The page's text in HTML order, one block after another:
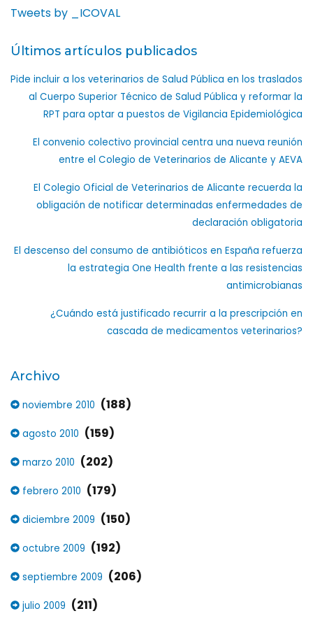
Tweets by _ICOVAL
Últimos artículos publicados
Pide incluir a los veterinarios de Salud Pública en los traslados
al Cuerpo Superior Técnico de Salud Pública y reformar la
RPT para optar a puestos de Vigilancia Epidemiológica
El convenio colectivo provincial centra una nueva reunión
entre el Colegio de Veterinarios de Alicante y AEVA
El Colegio Oficial de Veterinarios de Alicante recuerda la
obligación de notificar determinadas enfermedades de
declaración obligatoria
El descenso del consumo de antibióticos en España refuerza
la estrategia One Health frente a las resistencias
antimicrobianas
¿Cuándo está justificado recurrir a la prescripción en
cascada de medicamentos veterinarios?
Archivo
noviembre 2010 (188)
agosto 2010 (159)
marzo 2010 (202)
febrero 2010 (179)
diciembre 2009 (150)
octubre 2009 (192)
septiembre 2009 (206)
julio 2009 (211)